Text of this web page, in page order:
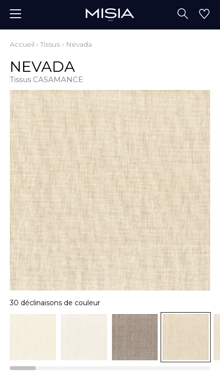
Accueil ›Tissus › Nevada
NEVADA
Tissus CASAMANCE
30 déclinaisons de couleur